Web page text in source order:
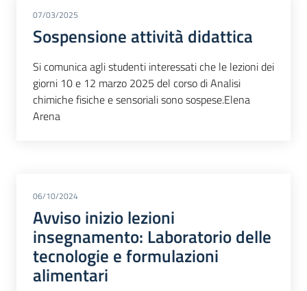
07/03/2025
Sospensione attività didattica
Si comunica agli studenti interessati che le lezioni dei
giorni 10 e 12 marzo 2025 del corso di Analisi
chimiche fisiche e sensoriali sono sospese.Elena
Arena
06/10/2024
Avviso inizio lezioni
insegnamento: Laboratorio delle
tecnologie e formulazioni
alimentari